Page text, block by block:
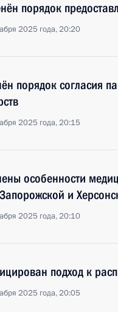
порядок
2025 года, 20:20
порядок согласия
2025 года, 20:15
особенности
и
2025 года, 20:10
подход к
2025 года, 20:05